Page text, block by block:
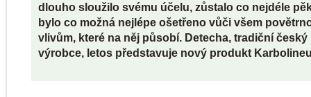
dlouho sloužilo svému účelu, zůstalo co nejdéle
bylo co možná nejlépe ošetřeno vůči všem
vlivům, které na něj působí. Detecha, tradiční český
výrobce, letos představuje nový produkt